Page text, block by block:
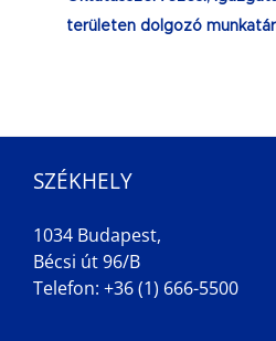
területen dolgozó
SZÉKHELY
1034 Budapest,
Bécsi út 96/B
Telefon: +36 (1) 666-5500